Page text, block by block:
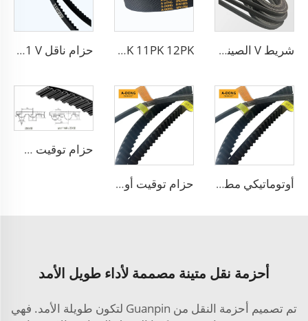
شريط V الصيني لمصنع المحرك شريط 6PK2563 مشقوق PK 5PK692 شريط ناقل للرياح 3PK 4PK 5PK 6PK 7PK 8PK 9PK 10PK 11PK 12PK حزام مروحة أوتوماتيكي، حزام V حزام ناقل HM25.1 V بمقاس 10x638 لسيارة دايو ماتيز
أوتوماتيكي مطاطي حزام V حزام ناقل مروحة مسنن أجزاء نقل حزام مسنن حزام توقيت أوتوماتيكي لمحرك السيارة من مادة المطاط
حزام توقيت RU، YU، MR، S8M مع علامة A-DONG
أحزمة نقل متينة مصممة لأداء طويل الأمد
تم تصميم أحزمة النقل من Guanpin لتكون طويلة الأمد. فهي